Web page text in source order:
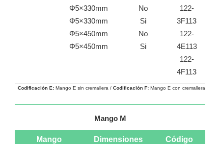
Φ5×330mm
Φ5×330mm
Φ5×450mm
Φ5×450mm
No
Si
No
Si
122-
3F113
122-
4E113
122-
4F113
Codificación E: Mango E sin cremallera / Codificación F: Mango E con cremallera
Mango M
Mango Dimensiones Código